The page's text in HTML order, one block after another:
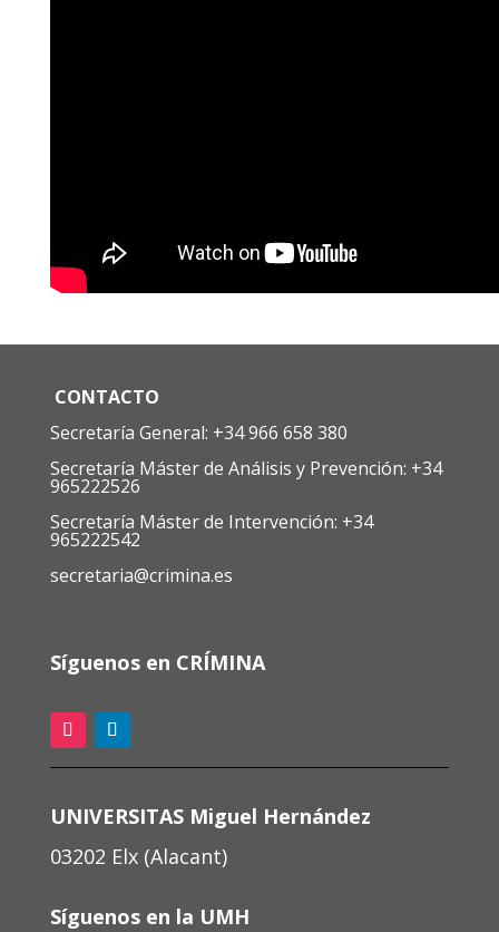
CONTACTO
Secretaría General: +34 966 658 380
Secretaría Máster de Análisis y Prevención: +34
965222526
Secretaría Máster de Intervención: +34
965222542
secretaria@crimina.es
Síguenos en CRÍMINA
UNIVERSITAS Miguel Hernández
03202 Elx (Alacant)
Síguenos en la UMH